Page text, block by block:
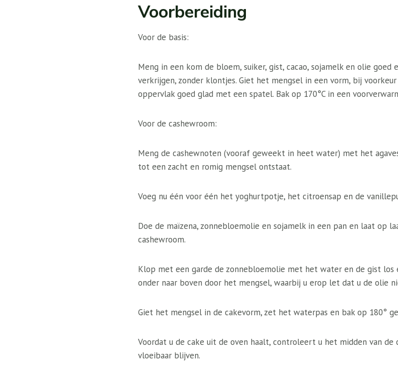
Voorbereiding
Voor de basis:
Meng in een kom de bloem, suiker, gist, cacao, sojamelk en olie
verkrijgen, zonder klontjes. Giet het mengsel in een vorm, bij
oppervlak goed glad met een spatel. Bak op 170°C in een
Voor de cashewroom:
Meng de cashewnoten (vooraf geweekt in heet water) met het
tot een zacht en romig mengsel ontstaat.
Voeg nu één voor één het yoghurtpotje, het citroensap en de
Doe de maïzena, zonnebloemolie en sojamelk in een pan en laat op
cashewroom.
Klop met een garde de zonnebloemolie met het water en de gist los
onder naar boven door het mengsel, waarbij u erop let dat u de olie
Giet het mengsel in de cakevorm, zet het waterpas en bak op 180°
Voordat u de cake uit de oven haalt, controleert u het midden van
vloeibaar blijven.